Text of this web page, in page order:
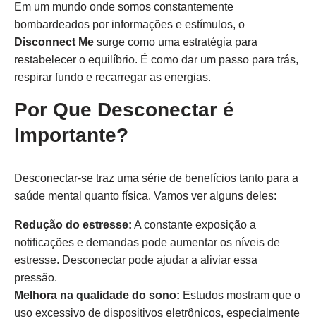
Em um mundo onde somos constantemente
bombardeados por informações e estímulos, o
Disconnect Me surge como uma estratégia para
restabelecer o equilíbrio. É como dar um passo para trás,
respirar fundo e recarregar as energias.
Por Que Desconectar é
Importante?
Desconectar-se traz uma série de benefícios tanto para a
saúde mental quanto física. Vamos ver alguns deles:
Redução do estresse: A constante exposição a
notificações e demandas pode aumentar os níveis de
estresse. Desconectar pode ajudar a aliviar essa
pressão.
Melhora na qualidade do sono: Estudos mostram que o
uso excessivo de dispositivos eletrônicos, especialmente